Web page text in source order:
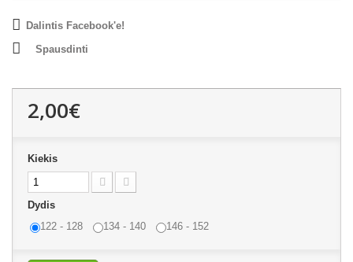
Dalintis Facebook'e!
Spausdinti
2,00€
Kiekis
Dydis
122 - 128
134 - 140 146 - 152